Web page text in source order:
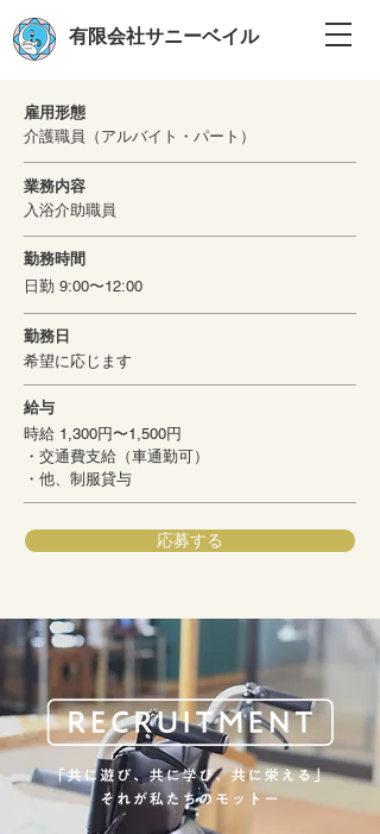
有限会社サニーベイル
雇用形態
介護職員（アルバイト・パート）
業務内容
入浴介助職員
勤務時間
日勤 9:00〜12:00
勤務日
希望に応じます
給与
時給 1,300円〜1,500円
・交通費支給（車通勤可）
・他、制服貸与
応募する